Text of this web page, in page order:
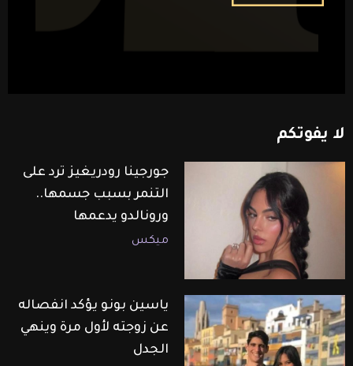
لا يفوتكم
جورجينا رودريغيز ترد على
التنمر بسبب جسمها..
ورونالدو يدعمها
ميكس
ياسين بونو يؤكد انفصاله
عن زوجته لأول مرة وينهي
الجدل